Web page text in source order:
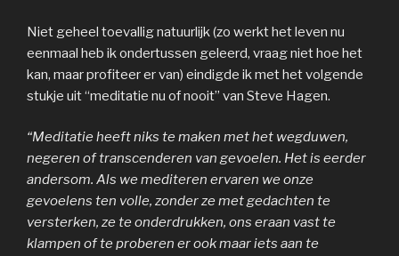
Niet geheel toevallig natuurlijk (zo werkt het leven nu
eenmaal heb ik ondertussen geleerd, vraag niet hoe het
kan, maar profiteer er van) eindigde ik met het volgende
stukje uit “meditatie nu of nooit” van Steve Hagen.
“Meditatie heeft niks te maken met het wegduwen,
negeren of transcenderen van gevoelen. Het is eerder
andersom. Als we mediteren ervaren we onze
gevoelens ten volle, zonder ze met gedachten te
versterken, ze te onderdrukken, ons eraan vast te
klampen of te proberen er ook maar iets aan te